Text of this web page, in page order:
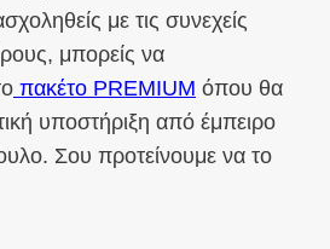
με τις συνεχείς
μπορείς να
πακέτο PREMIUM όπου θα
υποστήριξη από έμπειρο
Σου προτείνουμε να το